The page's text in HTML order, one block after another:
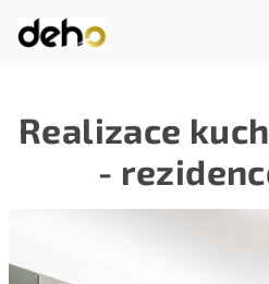
obsah
Realizace
-